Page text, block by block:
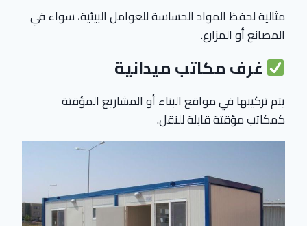
مثالية لحفظ المواد الحساسة للعوامل البيئية، سواء في
المصانع أو المزارع.
غرف مكاتب ميدانية
يتم تركيبها في مواقع البناء أو المشاريع المؤقتة
كمكاتب مؤقتة قابلة للنقل.